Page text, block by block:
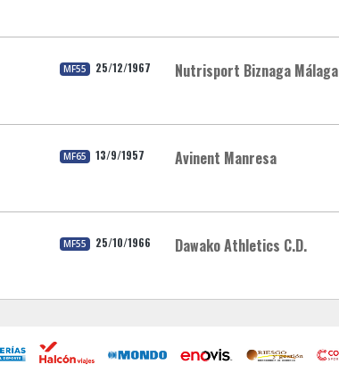
MF55 25/12/1967 Nutrisport Biznaga Málaga
MF65 13/9/1957 Avinent Manresa
MF55 25/10/1966 Dawako Athletics C.D.